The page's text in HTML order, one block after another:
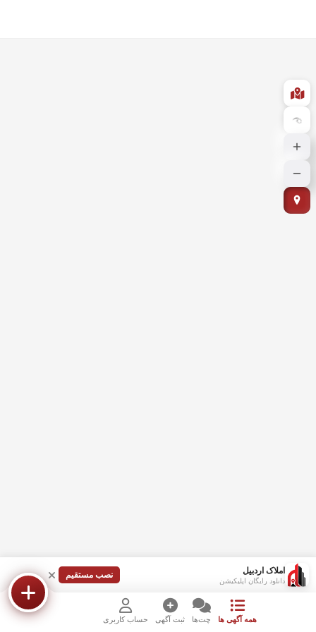
املاک اردبیل
دانلود رایگان اپلیکیشن
نصب مستقیم
همه آگهی ها چت‌ها ثبت آگهی حساب کاربری